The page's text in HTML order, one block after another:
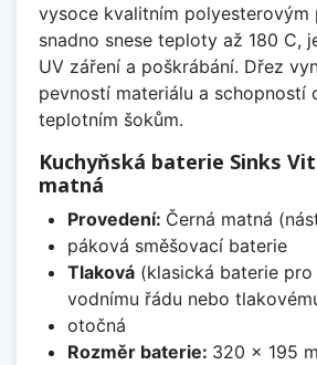
vysoce kvalitním polyesterovým
snadno snese teploty až 180 C,
UV záření a poškrábání. Dřez
pevností materiálu a schopností
teplotním šokům.
Kuchyňská baterie Sinks
matná
Provedení: Černá matná
páková směšovací baterie
Tlaková(klasická baterie pro
vodnímu řádu nebo
otočná
Rozměr baterie: 320 x 195